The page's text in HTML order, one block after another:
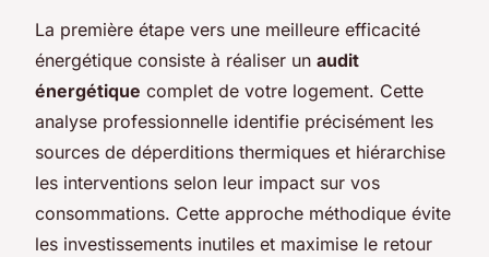
La première étape vers une meilleure efficacité
énergétique consiste à réaliser un audit
énergétique complet de votre logement. Cette
analyse professionnelle identifie précisément les
sources de déperditions thermiques et hiérarchise
les interventions selon leur impact sur vos
consommations. Cette approche méthodique évite
les investissements inutiles et maximise le retour